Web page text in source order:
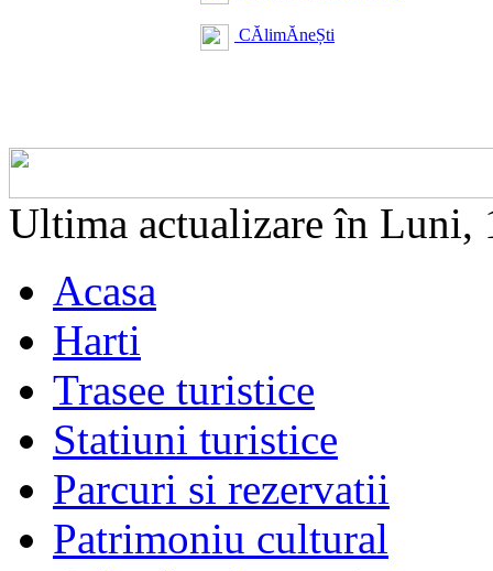
CĂlimĂneȘti
Ultima actualizare în Luni,
Acasa
Harti
Trasee turistice
Statiuni turistice
Parcuri si rezervatii
Patrimoniu cultural